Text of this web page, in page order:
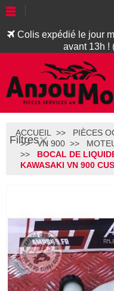
Colis expédié le jour
avant 13h !
Filtres
ACCUEIL PIÈCES
VN 900
BOCAL DE
KAWASAKI VN 900